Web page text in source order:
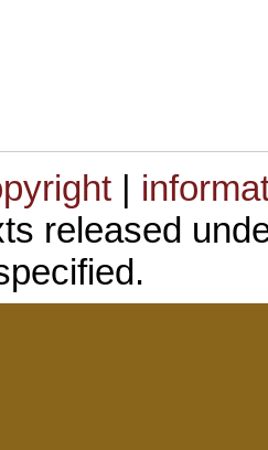
|
released